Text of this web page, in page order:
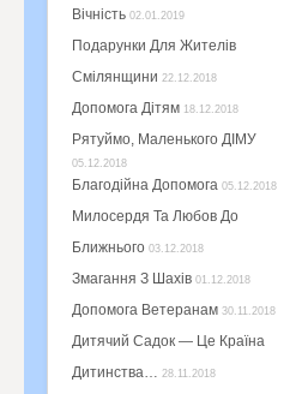
Вічність 02.01.2019
Подарунки Для Жителів
Смілянщини 22.12.2018
Допомога Дітям 18.12.2018
Рятуймо, Маленького ДІМУ
05.12.2018
Благодійна Допомога 05.12.2018
Милосердя Та Любов До
Ближнього 03.12.2018
Змагання З Шахів 01.12.2018
Допомога Ветеранам 30.11.2018
Дитячий Садок — Це Країна
Дитинства… 28.11.2018